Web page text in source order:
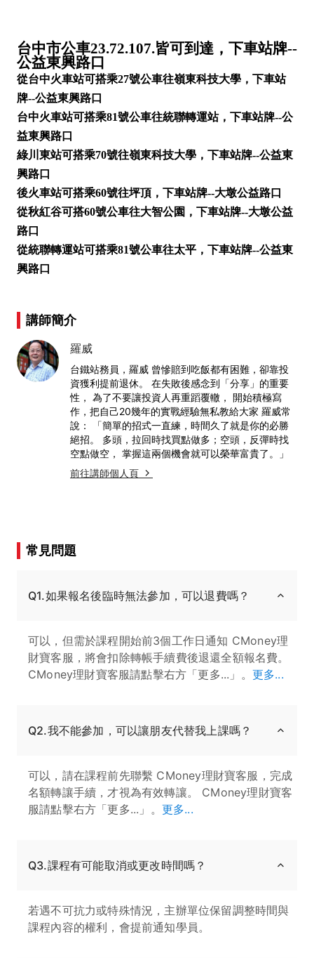
台中市公車23.72.107.皆可到達，下車站牌--
公益東興路口
從台中火車站可搭乘27號公車往嶺東科技大學，下車站
牌--公益東興路口
台中火車站可搭乘81號公車往統聯轉運站，下車站牌--公
益東興路口
綠川東站可搭乘70號往嶺東科技大學，下車站牌--公益東
興路口
後火車站可搭乘60號往坪頂，下車站牌--大墩公益路口
從秋紅谷可搭60號公車往大智公園，下車站牌--大墩公益
路口
從統聯轉運站可搭乘81號公車往太平，下車站牌--公益東
興路口
講師簡介
羅威
台鐵站務員，羅威 曾慘賠到吃飯都有困難，卻靠投
資獲利提前退休。 在失敗後感念到「分享」的重要
性， 為了不要讓投資人再重蹈覆轍， 開始積極寫
作，把自己20幾年的實戰經驗無私教給大家 羅威常
說： 「簡單的招式一直練，時間久了就是你的必勝
絕招。 多頭，拉回時找買點做多；空頭，反彈時找
空點做空， 掌握這兩個機會就可以榮華富貴了。」
前往講師個人頁
常見問題
Q1.如果報名後臨時無法參加，可以退費嗎？
可以，但需於課程開始前3個工作日通知 CMoney理
財寶客服，將會扣除轉帳手續費後退還全額報名費。
CMoney理財寶客服請點擊右方「更多...」。 更多...
Q2.我不能參加，可以讓朋友代替我上課嗎？
可以，請在課程前先聯繫 CMoney理財寶客服，完成
名額轉讓手續，才視為有效轉讓。 CMoney理財寶客
服請點擊右方「更多...」。 更多...
Q3.課程有可能取消或更改時間嗎？
若遇不可抗力或特殊情況，主辦單位保留調整時間與
課程內容的權利，會提前通知學員。